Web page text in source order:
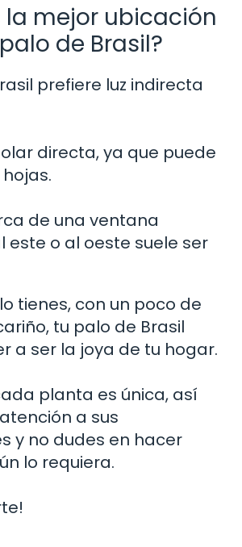
la mejor ubicación
de Brasil?
prefiere luz indirecta
directa, ya que puede
de una ventana
este o al oeste suele ser
tienes, con un poco de
tu palo de Brasil
a ser la joya de tu hogar.
planta es única, así
a sus
y no dudes en hacer
lo requiera.